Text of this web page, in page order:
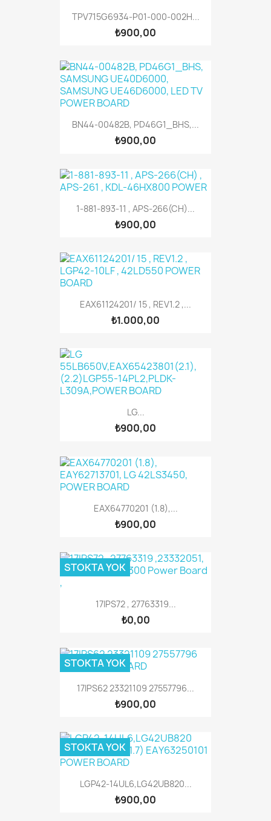
TPV715G6934-P01-000-002H...
₺900,00
BN44-00482B, PD46G1_BHS,...
₺900,00
1-881-893-11 , APS-266(CH)...
₺900,00
EAX61124201/ 15 , REV1.2 ,...
₺1.000,00
LG...
₺900,00
EAX64770201 (1.8),...
₺900,00
17IPS72 , 27763319...
₺0,00
STOKTA YOK
17IPS62 23321109 27557796...
₺900,00
STOKTA YOK
LGP42-14UL6,LG42UB820...
₺900,00
STOKTA YOK